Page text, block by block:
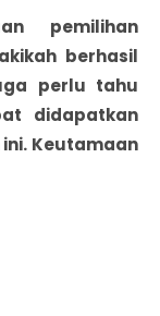
pemilihan
berhasil
perlu tahu
didapatkan
Keutamaan